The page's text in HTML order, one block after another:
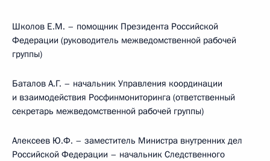
Школов Е.М. – помощник Президента Российской
Федерации (руководитель межведомственной рабочей
группы)
Баталов А.Г. – начальник Управления координации
и взаимодействия Росфинмониторинга (ответственный
секретарь межведомственной рабочей группы)
Алексеев Ю.Ф. – заместитель Министра внутренних дел
Российской Федерации – начальник Следственного